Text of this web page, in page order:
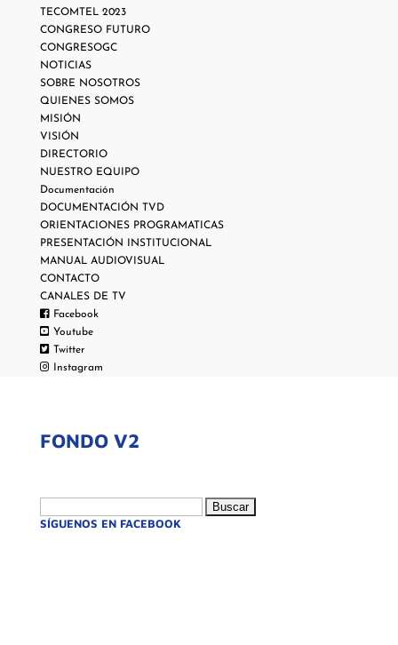
TECOMTEL 2023
CONGRESO FUTURO
CONGRESOGC
NOTICIAS
SOBRE NOSOTROS
QUIENES SOMOS
MISIÓN
VISIÓN
DIRECTORIO
NUESTRO EQUIPO
Documentación
DOCUMENTACIÓN TVD
ORIENTACIONES PROGRAMATICAS
PRESENTACIÓN INSTITUCIONAL
MANUAL AUDIOVISUAL
CONTACTO
CANALES DE TV
Facebook
Youtube
Twitter
Instagram
FONDO V2
SÍGUENOS EN FACEBOOK